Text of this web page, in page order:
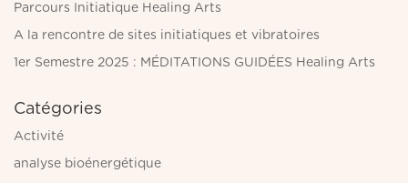
Parcours Initiatique Healing Arts
A la rencontre de sites initiatiques et vibratoires
1er Semestre 2025 : MÉDITATIONS GUIDÉES Healing Arts
Catégories
Activité
analyse bioénergétique